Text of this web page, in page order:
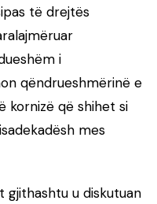
të drejtës
i
qëndrueshmërinë e
kornizë që shihet si
mes
gjithashtu u diskutuan